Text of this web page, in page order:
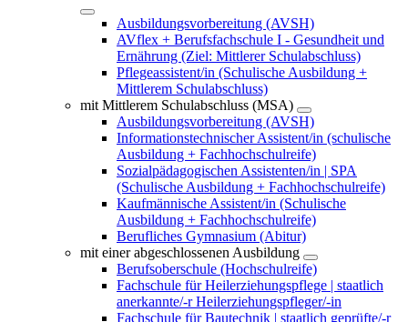
Ausbildungsvorbereitung (AVSH)
AVflex + Berufsfachschule I - Gesundheit und
Ernährung (Ziel: Mittlerer Schulabschluss)
Pflegeassistent/in (Schulische Ausbildung +
Mittlerem Schulabschluss)
mit Mittlerem Schulabschluss (MSA)
Ausbildungsvorbereitung (AVSH)
Informationstechnischer Assistent/in (schulische
Ausbildung + Fachhochschulreife)
Sozialpädagogischen Assistenten/in | SPA
(Schulische Ausbildung + Fachhochschulreife)
Kaufmännische Assistent/in (Schulische
Ausbildung + Fachhochschulreife)
Berufliches Gymnasium (Abitur)
mit einer abgeschlossenen Ausbildung
Berufsoberschule (Hochschulreife)
Fachschule für Heilerziehungspflege | staatlich
anerkannte/-r Heilerziehungspfleger/-in
Fachschule für Bautechnik | staatlich geprüfte/-r